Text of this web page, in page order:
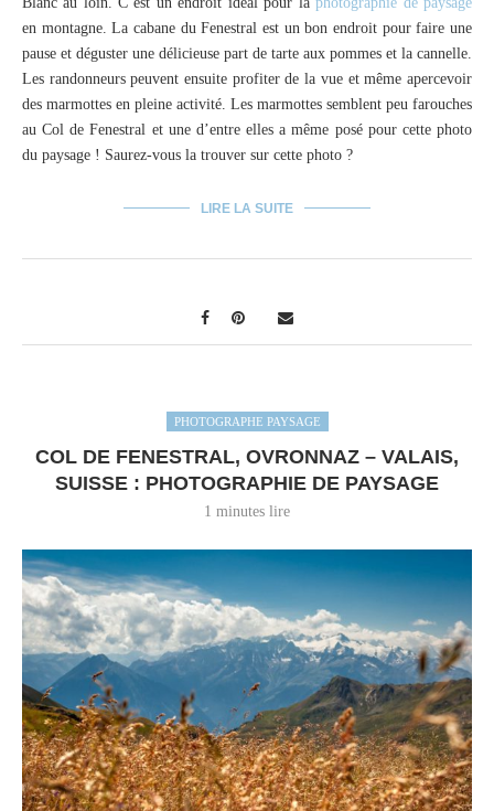
en montagne. La cabane du Fenestral est un bon endroit pour faire une
pause et déguster une délicieuse part de tarte aux pommes et la cannelle.
Les randonneurs peuvent ensuite profiter de la vue et même apercevoir
des marmottes en pleine activité. Les marmottes semblent peu farouches
au Col de Fenestral et une d’entre elles a même posé pour cette photo
du paysage ! Saurez-vous la trouver sur cette photo ?
LIRE LA SUITE
PHOTOGRAPHE PAYSAGE
COL DE FENESTRAL, OVRONNAZ – VALAIS,
SUISSE : PHOTOGRAPHIE DE PAYSAGE
1 minutes lire